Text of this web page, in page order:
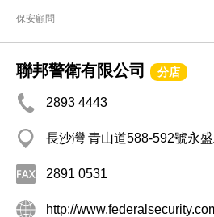
保安顧問
聯邦警衛有限公司 分店
2893 4443
長沙灣 青山道588-592號永
2891 0531
http://